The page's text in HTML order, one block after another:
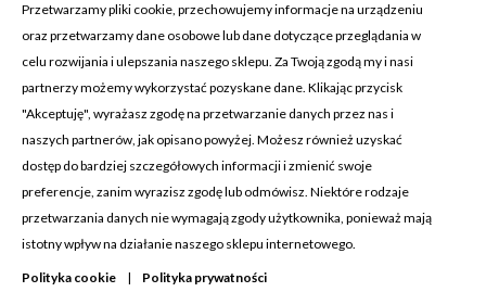
KONTAKT Z NAMI
Adres:
Cosmetic4car
Budzisz 73A
39-200 Dębica
Przetwarzamy pliki cookie, przechowujemy informacje na urządzeniu
oraz przetwarzamy dane osobowe lub dane dotyczące przeglądania w
celu rozwijania i ulepszania naszego sklepu. Za Twoją zgodą my i nasi
partnerzy możemy wykorzystać pozyskane dane. Klikając przycisk
"Akceptuję", wyrażasz zgodę na przetwarzanie danych przez nas i
naszych partnerów, jak opisano powyżej. Możesz również uzyskać
dostęp do bardziej szczegółowych informacji i zmienić swoje
preferencje, zanim wyrazisz zgodę lub odmówisz. Niektóre rodzaje
przetwarzania danych nie wymagają zgody użytkownika, ponieważ mają
istotny wpływ na działanie naszego sklepu internetowego.
Polityka cookie | Polityka prywatności